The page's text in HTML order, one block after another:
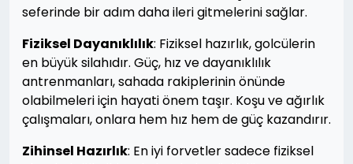
seferinde bir adım daha ileri gitmelerini sağlar.
Fiziksel Dayanıklılık: Fiziksel hazırlık, golcülerin
en büyük silahıdır. Güç, hız ve dayanıklılık
antrenmanları, sahada rakiplerinin önünde
olabilmeleri için hayati önem taşır. Koşu ve ağırlık
çalışmaları, onlara hem hız hem de güç kazandırır.
Zihinsel Hazırlık: En iyi forvetler sadece fiziksel